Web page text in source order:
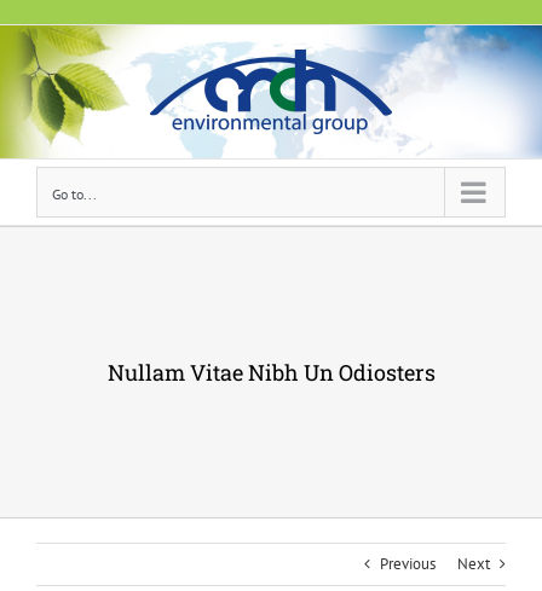
content
Go to...
Nullam Vitae Nibh Un Odiosters
Previous Next